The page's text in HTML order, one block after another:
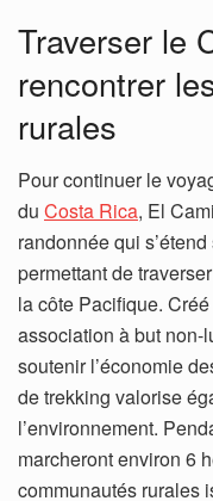
Traverser le
rencontrer
rurales
Pour continuer le
du Costa Rica, El
randonnée qui
permettant de
la côte Pacifique.
association à but non-
soutenir l’économie
de trekking valorise
l’environnement.
marcheront environ 6
communautés rurales